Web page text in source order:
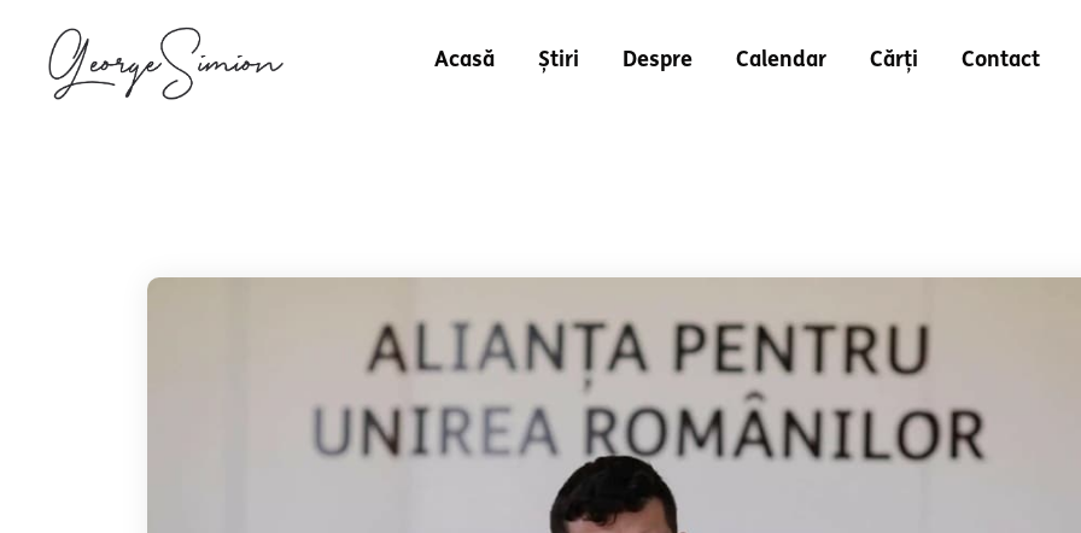
Acasă Știri Despre Calendar Cărți Contact